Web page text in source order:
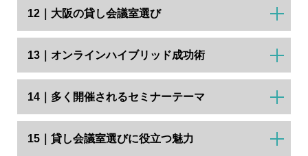
12｜大阪の貸し会議室選び
13｜オンラインハイブリッド成功術
14｜多く開催されるセミナーテーマ
15｜貸し会議室選びに役立つ魅力